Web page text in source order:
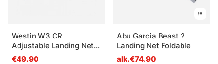
Westin W3 CR
Adjustable Landing Net
M
€49.90
Abu Garcia Beast 2
Landing Net Foldable
alk.€74.90